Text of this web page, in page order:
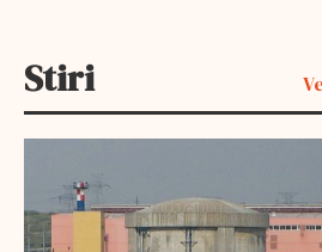
Stiri